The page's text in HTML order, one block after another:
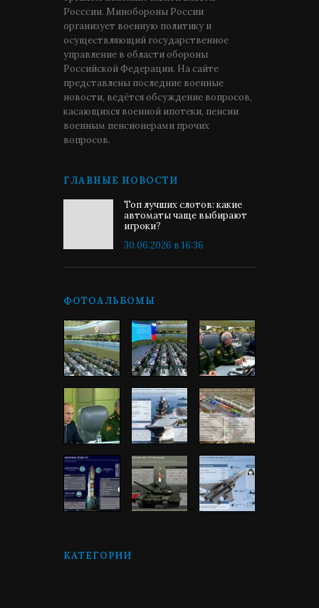
Росссии. Минобороны России
организует военную политику и
осуществляющий государственное
управление в области обороны
Российской Федерации. На сайте
представлены последние военные
новости, ведётся обсуждение вопросов,
касающихся военной ипотеки, пенсии
военным пенсионерами прочих
вопросов.
ГЛАВНЫЕ НОВОСТИ
Топ лучших слотов: какие
автоматы чаще выбирают
игроки?
30.06.2026 в 16:36
ФОТОАЛЬБОМЫ
КАТЕГОРИИ